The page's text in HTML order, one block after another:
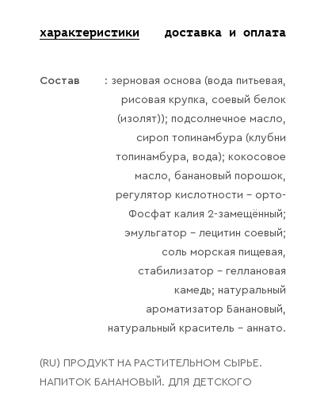
Аксессуары
пакете
Галараствор
(растворимый кофе)
Подписка
характеристики доставка и оплата
Состав
: зерновая основа (вода питьевая,
рисовая крупка, соевый белок
(изолят)); подсолнечное масло,
сироп топинамбура (клубни
топинамбура, вода); кокосовое
масло, банановый порошок,
регулятор кислотности – орто-
Фосфат калия 2-замещённый;
эмульгатор – лецитин соевый;
соль морская пищевая,
стабилизатор – геллановая
камедь; натуральный
ароматизатор Банановый,
натуральный краситель – аннато.
(RU) ПРОДУКТ НА РАСТИТЕЛЬНОМ СЫРЬЕ.
НАПИТОК БАНАНОВЫЙ. ДЛЯ ДЕТСКОГО